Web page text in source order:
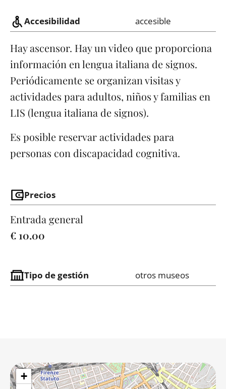
Accesibilidad accesible
Hay ascensor. Hay un video que proporciona
información en lengua italiana de signos.
Periódicamente se organizan visitas y
actividades para adultos, niños y familias en
LIS (lengua italiana de signos).
Es posible reservar actividades para
personas con discapacidad cognitiva.
Precios
Entrada general
€ 10.00
Tipo de gestión otros museos
+